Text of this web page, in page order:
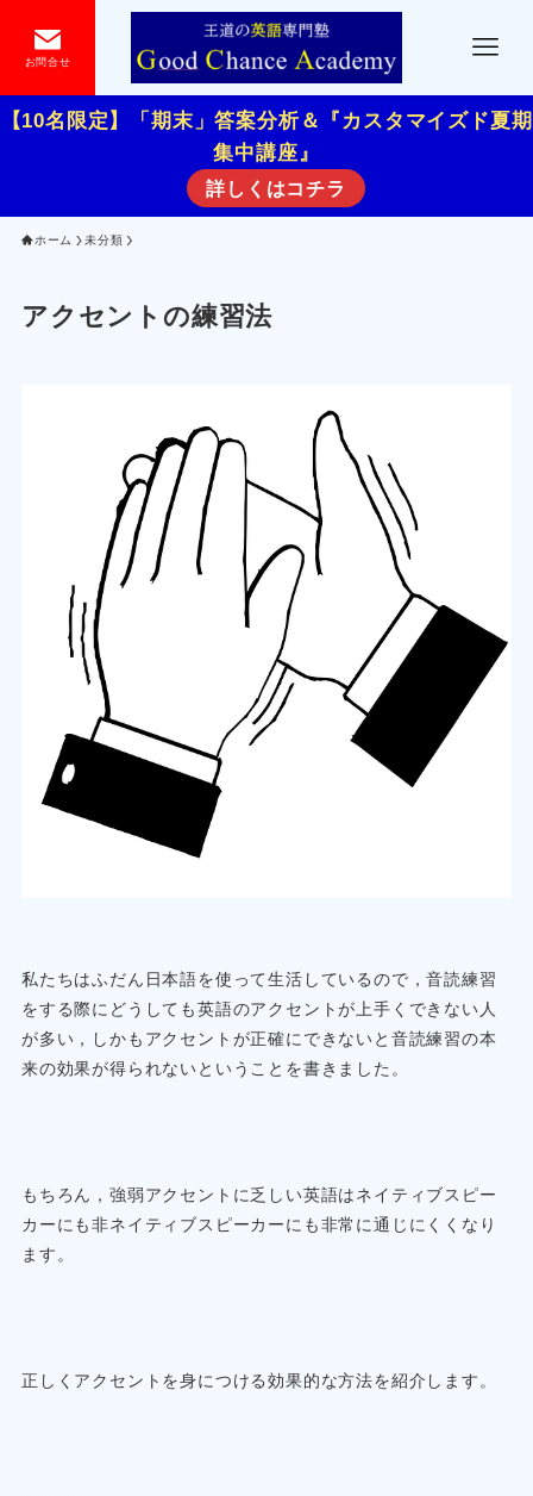
お問合せ
【10名限定】「期末」答案分析＆『カスタマイズド夏期
集中講座』
詳しくはコチラ
ホーム 未分類
アクセントの練習法
私たちはふだん日本語を使って生活しているので，音読練習
をする際にどうしても英語のアクセントが上手くできない人
が多い，しかもアクセントが正確にできないと音読練習の本
来の効果が得られないということを書きました。
もちろん，強弱アクセントに乏しい英語はネイティブスピー
カーにも非ネイティブスピーカーにも非常に通じにくくなり
ます。
正しくアクセントを身につける効果的な方法を紹介します。